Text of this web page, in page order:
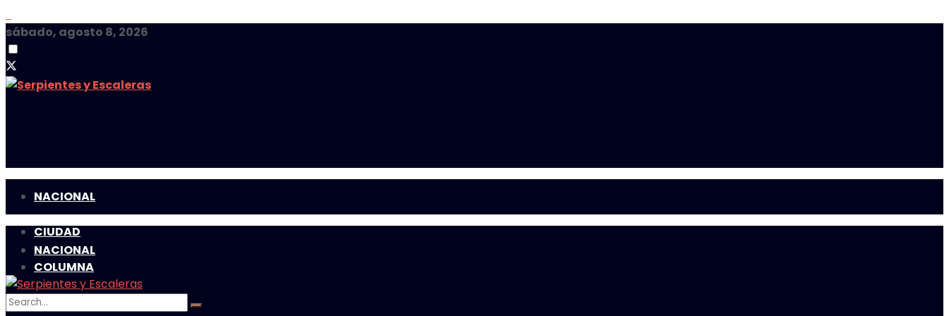
sábado, agosto 8, 2026
NACIONAL
CIUDAD
COLUMNA
MULTIMEDIA
NACIONAL
CIUDAD